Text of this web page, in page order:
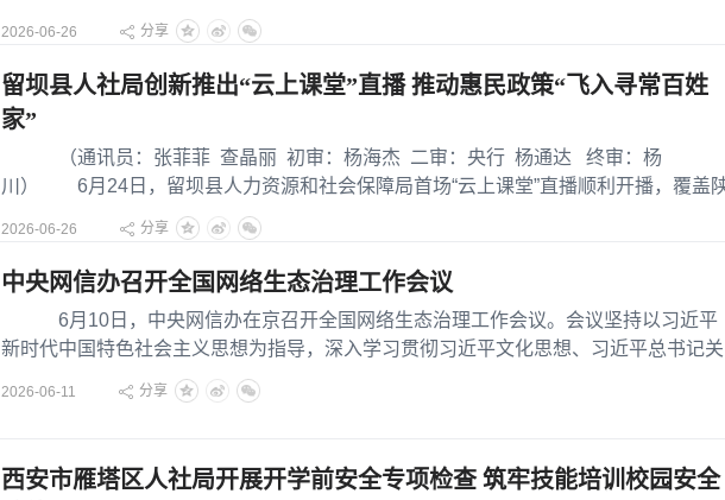
2026-06-26 分享
留坝县人社局创新推出“云上课堂”直播 推动惠民政策“飞入寻常百姓
家”
（通讯员：张菲菲 查晶丽 初审：杨海杰 二审：央行 杨通达 终审：杨
川） 6月24日，留坝县人力资源和社会保障局首场“云上课堂”直播顺利开播，覆盖
2026-06-26 分享
中央网信办召开全国网络生态治理工作会议
6月10日，中央网信办在京召开全国网络生态治理工作会议。会议坚持以习近平
新时代中国特色社会主义思想为指导，深入学习贯彻习近平文化思想、习近平总书记关
于网络强国的重要思想，
2026-06-11 分享
西安市雁塔区人社局开展开学前安全专项检查 筑牢技能培训校园安全